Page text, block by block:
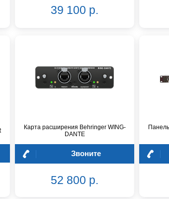
39 100 р.
Карта расширения Behringer WING-
DANTE
Звоните
52 800 р.